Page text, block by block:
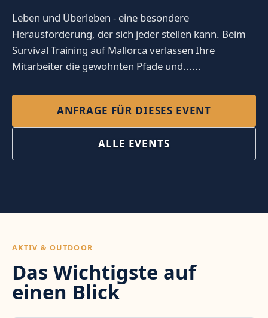
Leben und Überleben - eine besondere
Herausforderung, der sich jeder stellen kann. Beim
Survival Training auf Mallorca verlassen Ihre
Mitarbeiter die gewohnten Pfade und......
ANFRAGE FÜR DIESES EVENT
ALLE EVENTS
AKTIV & OUTDOOR
Das Wichtigste auf
einen Blick